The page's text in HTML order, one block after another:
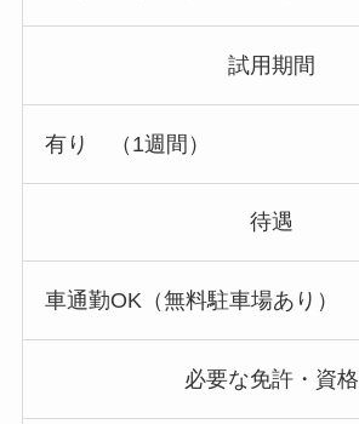
試用期間
有り （1週間）
待遇
車通勤OK（無料駐車場あり）
必要な免許・資格